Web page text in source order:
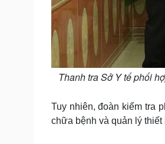
Thanh tra Sở Y tế phối
Tuy nhiên, đoàn kiểm tra
chữa bệnh và quản lý thiết